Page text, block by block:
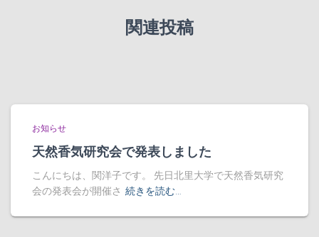
関連投稿
お知らせ
天然香気研究会で発表しました
こんにちは、関洋子です。 先日北里大学で天然香気研究
会の発表会が開催さ 続きを読む…